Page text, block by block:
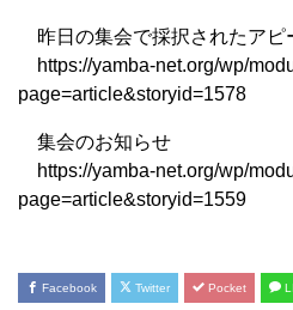
昨日の集会で採択されたアピ
https://yamba-net.org/wp/
page=article&storyid=1578
集会のお知らせ
https://yamba-net.org/wp/
page=article&storyid=1559
Facebook Twitter Pocket